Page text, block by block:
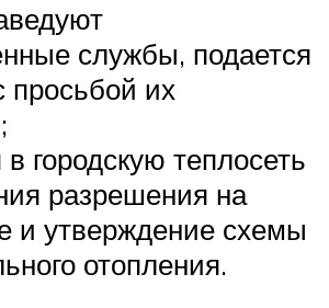
службы, подается
просьбой их
городскую теплосеть
разрешения на
и утверждение схемы
отопления.